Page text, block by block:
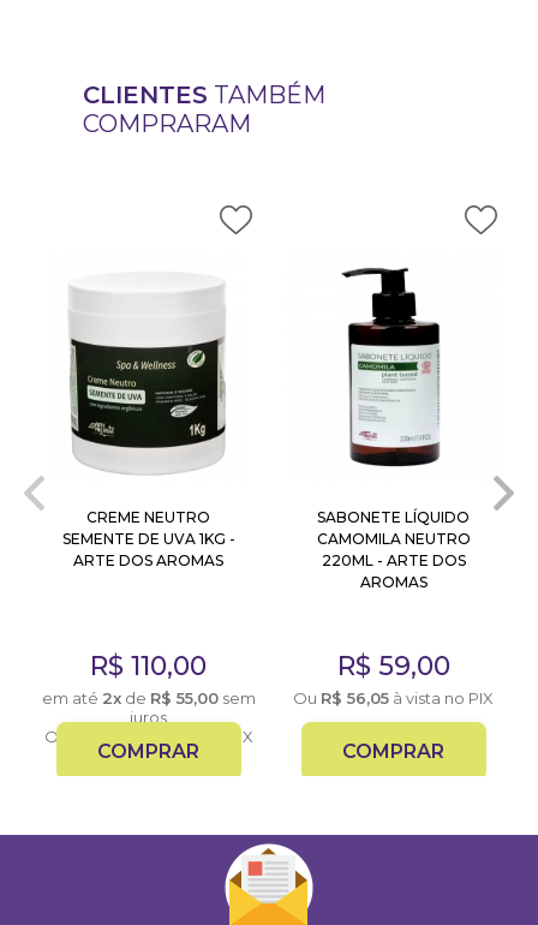
CLIENTES TAMBÉM
COMPRARAM
CREME NEUTRO
SEMENTE DE UVA 1KG -
ARTE DOS AROMAS
R$110,00
em até 2xde R$ 55,00sem
juros
Ou
à vista no PIX
COMPRAR
SABONETE LÍQUIDO
CAMOMILA NEUTRO
220ML - ARTE DOS
AROMAS
R$ 59,00
Ou R$56,05 à vista no PIX
COMPRAR